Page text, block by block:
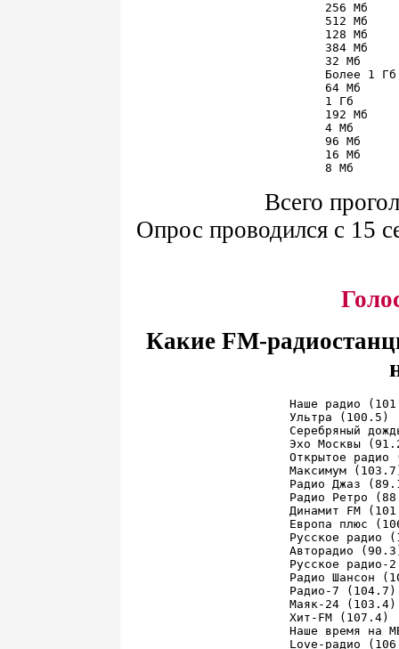
256 Мб
512 Мб
128 Мб
384 Мб
32 Мб
Более 1
64 Мб
1 Гб
192 Мб
4 Мб
96 Мб
16 Мб
Всего
Опрос проводился с 15
Какие FM-
Наше радио
Ультра
Серебряный
Эхо Москвы
Открытое
Максимум
Радио Джаз
Радио Ретро
Динамит FM
Европа плюс
Русское
Авторадио
Русское
Радио
Радио-7
Маяк-24
Хит-FM
Наше время
Love-радио